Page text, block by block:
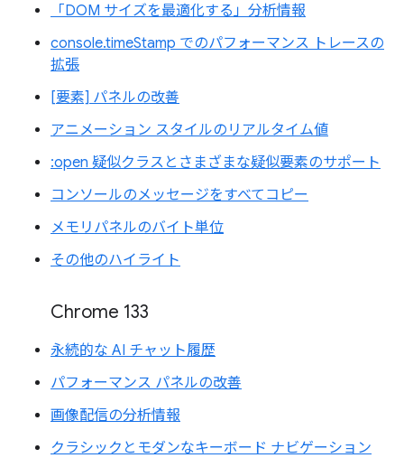
「DOM サイズを最適化する」分析情報
console.timeStamp でのパフォーマンス トレースの
拡張
[要素] パネルの改善
アニメーション スタイルのリアルタイム値
:open 疑似クラスとさまざまな疑似要素のサポート
コンソールのメッセージをすべてコピー
メモリパネルのバイト単位
その他のハイライト
Chrome 133
永続的な AI チャット履歴
パフォーマンス パネルの改善
画像配信の分析情報
クラシックとモダンなキーボード ナビゲーション